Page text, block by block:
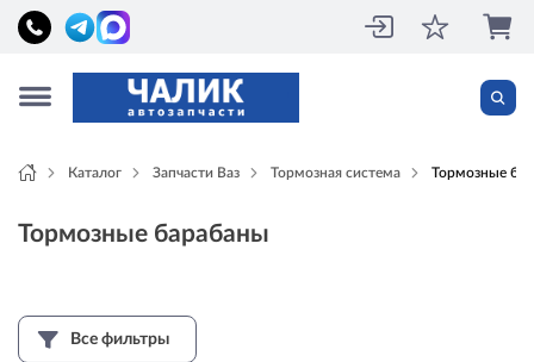
Каталог Запчасти Ваз Тормозная система Тормозные
Тормозные барабаны
Все фильтры